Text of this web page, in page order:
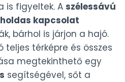
is figyeltek. A szélessávú
kapcsolat
bárhol is járjon a hajó.
teljes térképre és összes
megtekinthető egy
segítségével, sőt a